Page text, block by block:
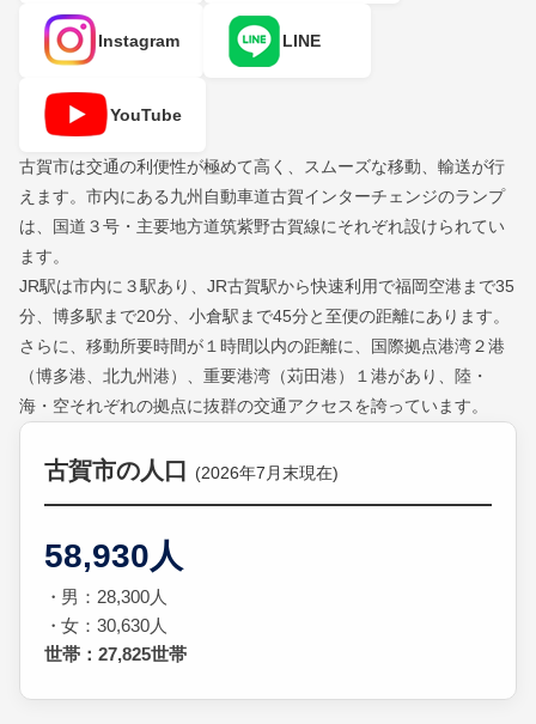
Instagram LINE
YouTube
古賀市は交通の利便性が極めて高く、スムーズな移動、輸送が行
えます。市内にある九州自動車道古賀インターチェンジのランプ
は、国道３号・主要地方道筑紫野古賀線にそれぞれ設けられてい
ます。
JR駅は市内に３駅あり、JR古賀駅から快速利用で福岡空港まで35
分、博多駅まで20分、小倉駅まで45分と至便の距離にあります。
さらに、移動所要時間が１時間以内の距離に、国際拠点港湾２港
（博多港、北九州港）、重要港湾（苅田港）１港があり、陸・
海・空それぞれの拠点に抜群の交通アクセスを誇っています。
古賀市の人口 (2026年7月末現在)
58,930人
男：28,300人
女：30,630人
世帯：27,825世帯